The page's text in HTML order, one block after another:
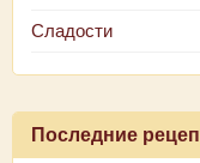
Сладости
Последние